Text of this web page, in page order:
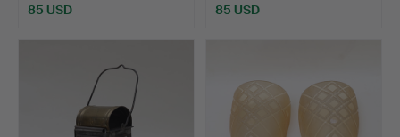
85 USD 85 USD